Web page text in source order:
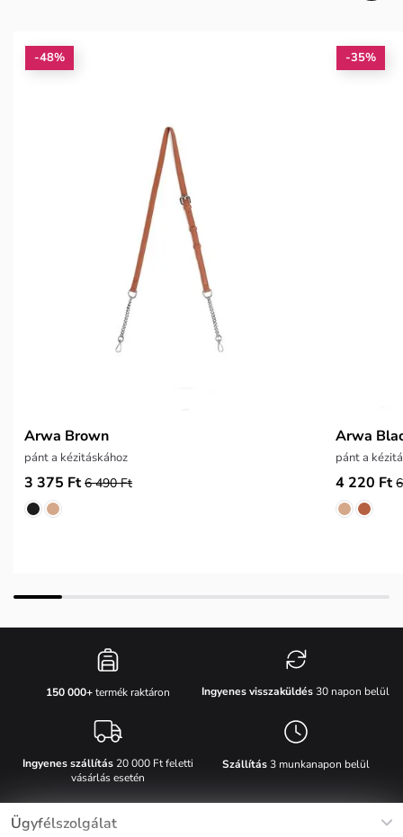
-48%
Arwa Brown
pánt a kézitáskához
3 375 Ft 6 490 Ft
-35%
Arwa
pánt a
4 220 Ft
150 000+termék raktáron Ingyenes visszaküldés30 napon belül
Ingyenes szállítás20 000 Ft feletti
vásárlás esetén
Szállítás3 munkanapon belül
Ügyfélszolgálat